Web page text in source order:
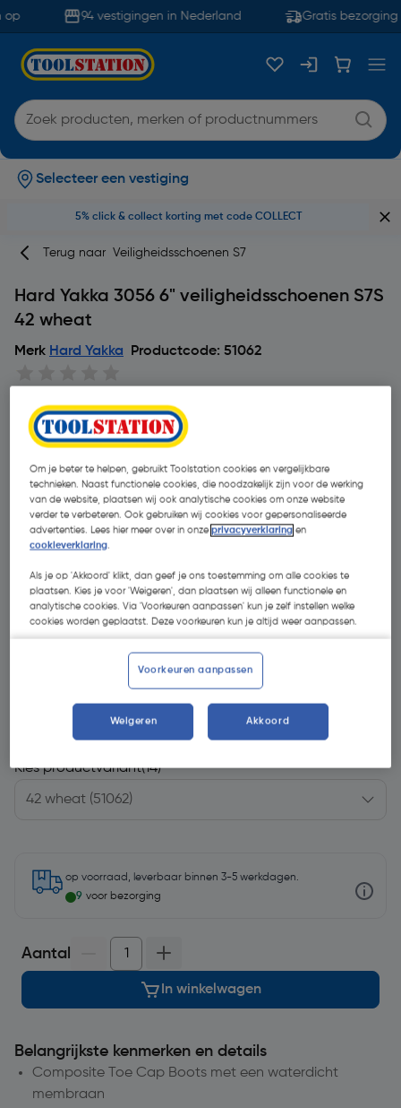
94 vestigingen in Nederland Gratis bezorging
Selecteer een vestiging
5% click & collect korting met code COLLECT
Terug naar Veiligheidsschoenen S7
Hard Yakka 3056 6" veiligheidsschoenen S7S
42 wheat
Merk Hard Yakka Productcode: 51062
€ 179,99| Excl. btw € 148,75
Kies productvariant(14)
op voorraad, leverbaar binnen 3-5 werkdagen.
9 voor bezorging
Aantal
In winkelwagen
Belangrijkste kenmerken en details
Composite Toe Cap Boots met een waterdicht
membraan
Om je beter te helpen, gebruikt Toolstation cookies en vergelijkbare
technieken. Naast functionele cookies, die noodzakelijk zijn voor de werking
van de website, plaatsen wij ook analytische cookies om onze website
verder te verbeteren. Ook gebruiken wij cookies voor gepersonaliseerde
advertenties. Lees hier meer over in onzeprivacyverklaring en
cookieverklaring.
Als je op 'Akkoord' klikt, dan geef je ons toestemming om alle cookies te
plaatsen. Kies je voor 'Weigeren', dan plaatsen wij alleen functionele en
analytische cookies. Via 'Voorkeuren aanpassen' kun je zelf instellen welke
cookies worden geplaatst. Deze voorkeuren kun je altijd weer aanpassen.
Voorkeuren aanpassen
Weigeren Akkoord